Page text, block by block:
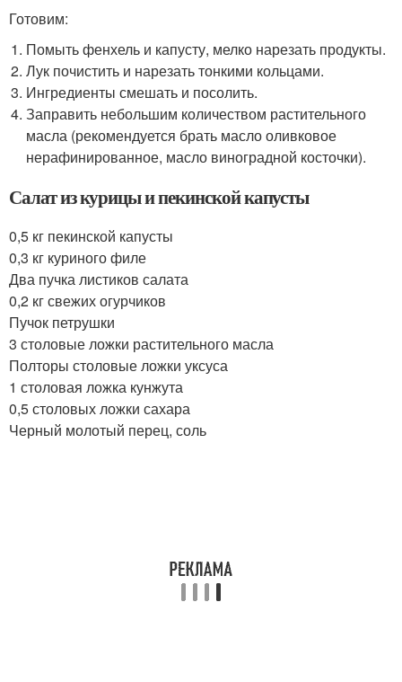
Готовим:
Помыть фенхель и капусту, мелко нарезать продукты.
Лук почистить и нарезать тонкими кольцами.
Ингредиенты смешать и посолить.
Заправить небольшим количеством растительного
масла (рекомендуется брать масло оливковое
нерафинированное, масло виноградной косточки).
Салат из курицы и пекинской капусты
0,5 кг пекинской капусты
0,3 кг куриного филе
Два пучка листиков салата
0,2 кг свежих огурчиков
Пучок петрушки
3 столовые ложки растительного масла
Полторы столовые ложки уксуса
1 столовая ложка кунжута
0,5 столовых ложки сахара
Черный молотый перец, соль